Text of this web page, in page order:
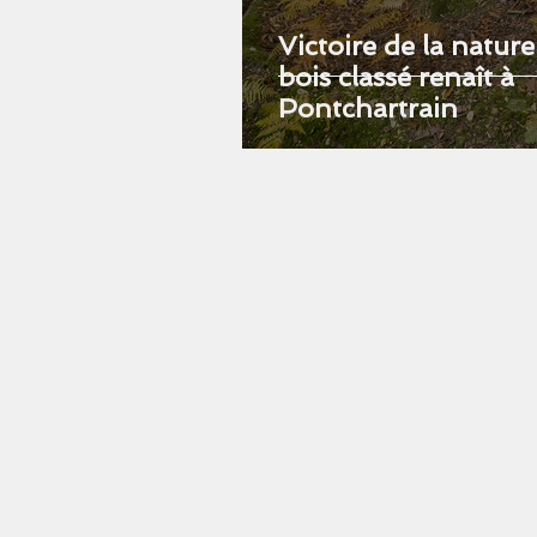
Victoire de la
bois classé renaît à
Pontchartrain